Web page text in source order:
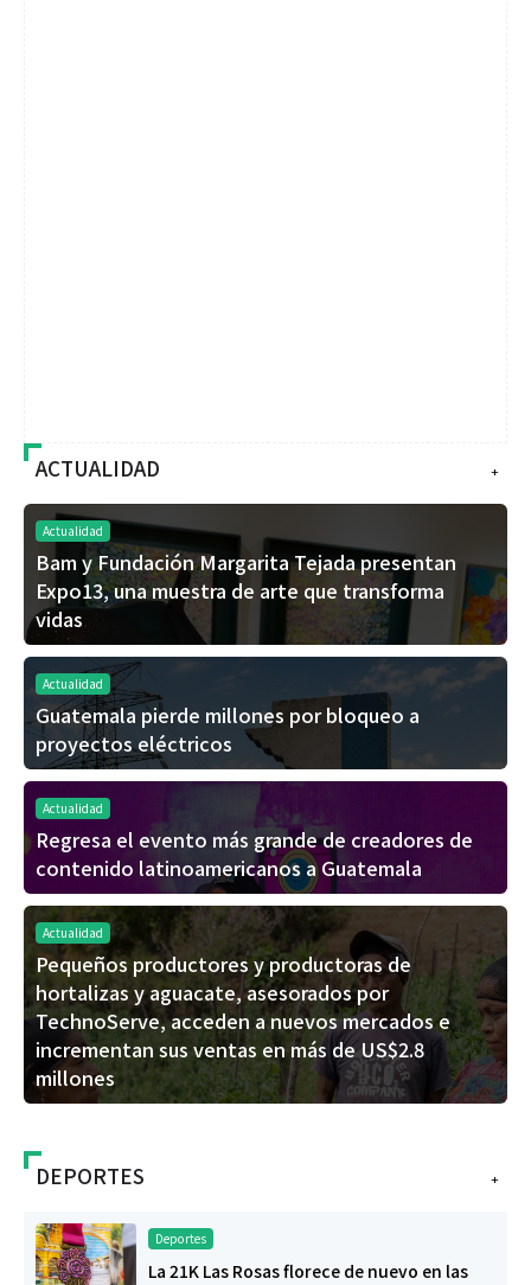
+
ACTUALIDAD
Actualidad
Bam y Fundación Margarita Tejada presentan
Expo13, una muestra de arte que transforma
vidas
Actualidad
Guatemala pierde millones por bloqueo a
proyectos eléctricos
Actualidad
Regresa el evento más grande de creadores de
contenido latinoamericanos a Guatemala
Actualidad
Pequeños productores y productoras de
hortalizas y aguacate, asesorados por
TechnoServe, acceden a nuevos mercados e
incrementan sus ventas en más de US$2.8
millones
+
DEPORTES
Deportes
La 21K Las Rosas florece de nuevo en las